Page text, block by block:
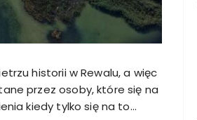
historii w Rewalu, a więc
przez osoby, które się na
kiedy tylko się na to…